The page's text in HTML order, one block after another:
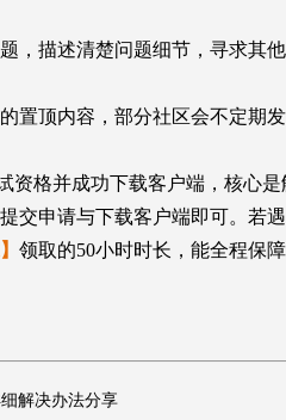
，描述清楚问题细节，寻求其
置顶内容，部分社区会不定期
资格并成功下载客户端，核心
交申请与下载客户端即可。若
领取的50小时时长，能全程保
解决办法分享